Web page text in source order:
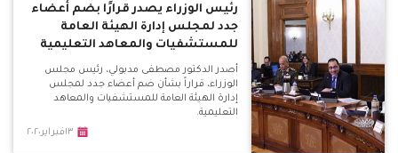
رئيس الوزراء يصدر قرارًا بضم أعضاء
جدد لمجلس إدارة الهيئة العامة
للمستشفيات والمعاهد التعليمية
أصدر الدكتور مصطفى مدبولي، رئيس مجلس
الوزراء، قراراً بشأن ضم أعضاء جدد لمجلس
إدارة الهيئة العامة للمستشفيات والمعاهد
التعليمية.
١٣فبراير٢٠٢٠